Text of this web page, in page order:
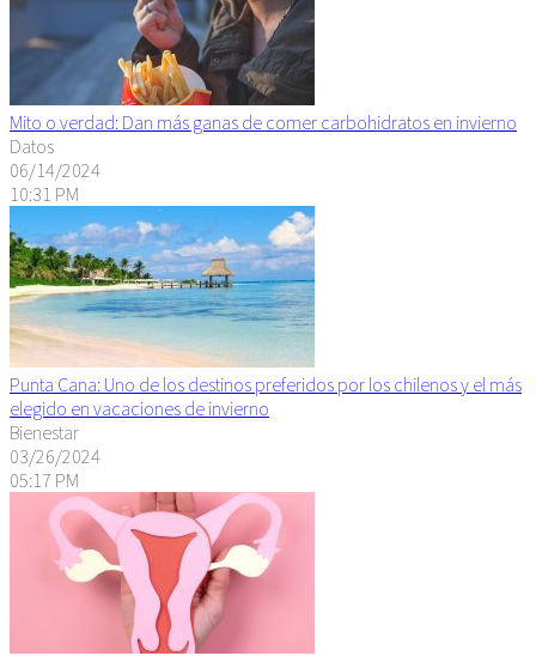
Mito o verdad: Dan más ganas de comer carbohidratos en invierno
Datos
06/14/2024
10:31 PM
Punta Cana: Uno de los destinos preferidos por los chilenos y el más
elegido en vacaciones de invierno
Bienestar
03/26/2024
05:17 PM